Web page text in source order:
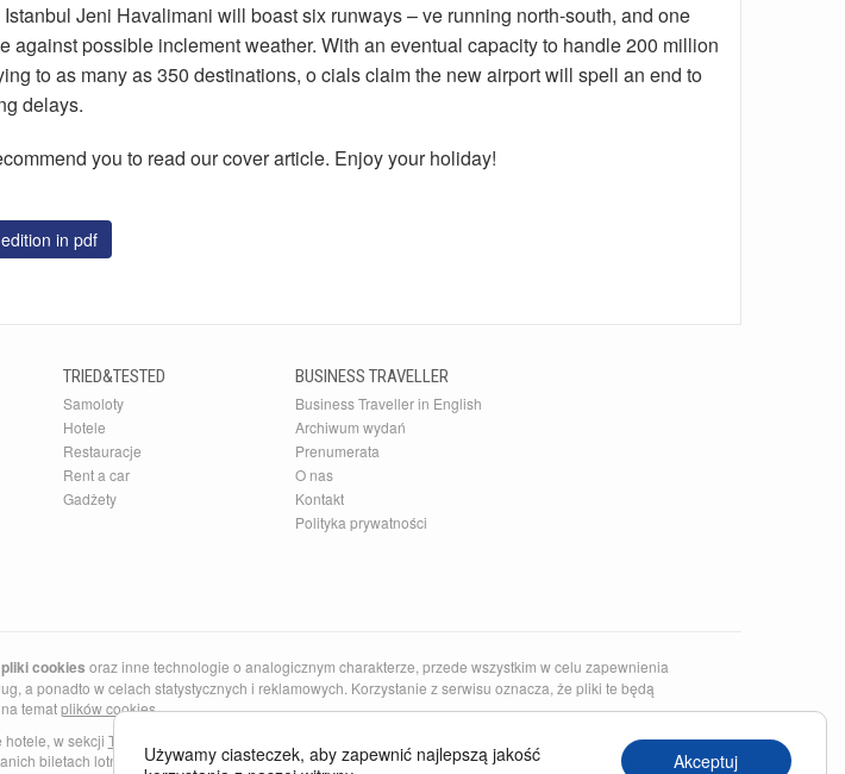
Jeni Havalimani will boast six runways – ve running north-south, and one
against possible inclement weather. With an eventual capacity to handle 200 million
to as many as 350 destinations, o cials claim the new airport will spell an end to
delays.
you to read our cover article. Enjoy your holiday!
in pdf
TRIED&TESTED
Samoloty
Hotele
Restauracje
Rent a car
Gadżety
BUSINESS TRAVELLER
Business Traveller in English
Archiwum wydań
Prenumerata
O nas
Kontakt
Polityka prywatności
cookies oraz inne technologie o analogicznym charakterze, przede wszystkim w celu zapewnienia
a ponadto w celach statystycznych i reklamowych. Korzystanie z serwisu oznacza, że pliki te będą
tematplików cookies.
w sekcji Tried and Tested
znajdziesz najlepsze restauracje i linie lotnicze. To także najlepsze źródło
biletach lotniczych do Anglii i Barcelony. Wyszukasz tutaj takżebilety lotniczedo Nowego Jorku.
Używamy ciasteczek, aby zapewnić najlepszą jakość
Akceptuj